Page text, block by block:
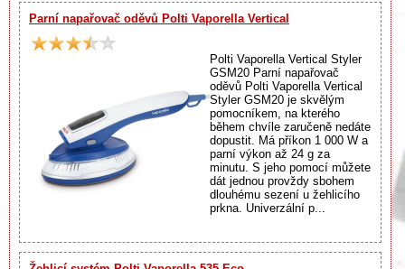
Parní napařovač oděvů Polti Vaporella Vertical
Polti Vaporella Vertical Styler
GSM20 Parní napařovač
oděvů Polti Vaporella Vertical
Styler GSM20 je skvělým
pomocníkem, na kterého
během chvíle zaručeně nedáte
dopustit. Má příkon 1 000 W a
parní výkon až 24 g za
minutu. S jeho pomocí můžete
dát jednou provždy sbohem
dlouhému sezení u žehlicího
prkna. Univerzální p...